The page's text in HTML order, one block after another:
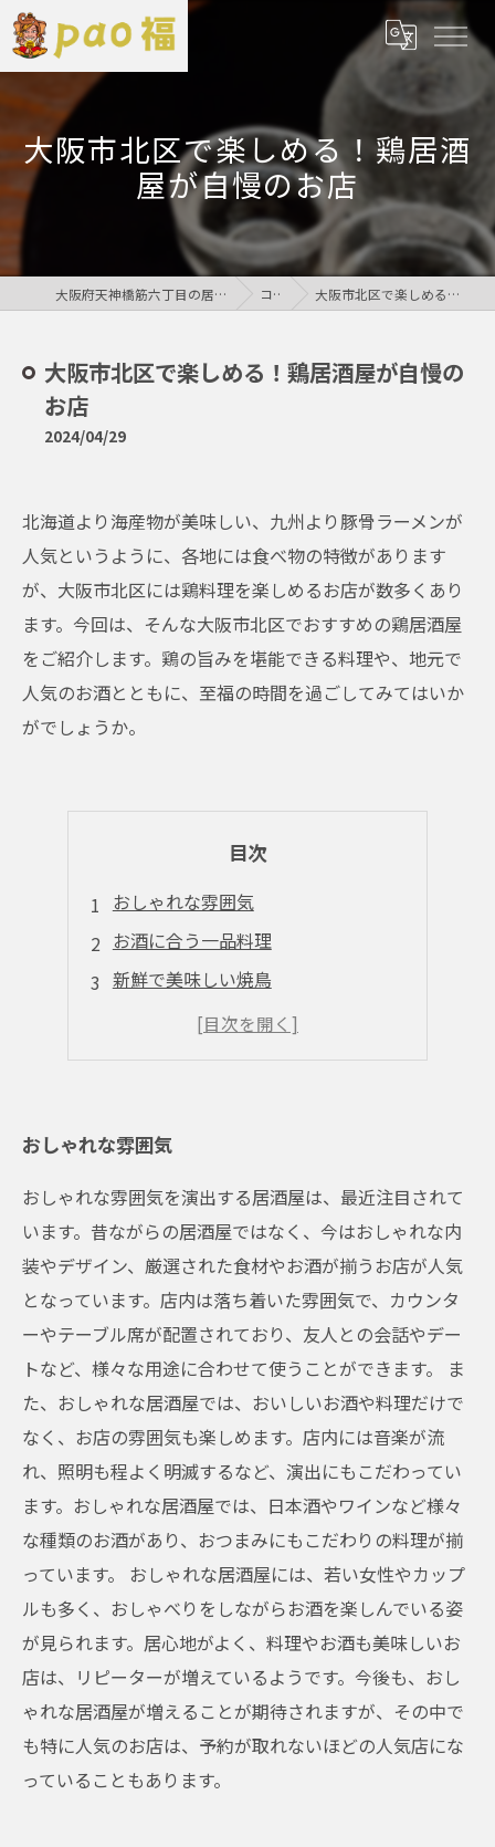
大阪市北区で楽しめる！鶏居酒
屋が自慢のお店
大阪府天神橋筋六丁目の居酒屋なら鶏居酒屋pao福 コラム 大阪市北区で楽しめる！鶏居酒屋が自慢のお店
大阪市北区で楽しめる！鶏居酒屋が自慢の
お店
2024/04/29
北海道より海産物が美味しい、九州より豚骨ラーメンが
人気というように、各地には食べ物の特徴があります
が、大阪市北区には鶏料理を楽しめるお店が数多くあり
ます。今回は、そんな大阪市北区でおすすめの鶏居酒屋
をご紹介します。鶏の旨みを堪能できる料理や、地元で
人気のお酒とともに、至福の時間を過ごしてみてはいか
がでしょうか。
目次
おしゃれな雰囲気
お酒に合う一品料理
新鮮で美味しい焼鳥
リーズナブルな価格帯
忘年会や宴会にも最適
おしゃれな雰囲気
おしゃれな雰囲気を演出する居酒屋は、最近注目されて
います。昔ながらの居酒屋ではなく、今はおしゃれな内
装やデザイン、厳選された食材やお酒が揃うお店が人気
となっています。店内は落ち着いた雰囲気で、カウンタ
ーやテーブル席が配置されており、友人との会話やデー
トなど、様々な用途に合わせて使うことができます。 ま
た、おしゃれな居酒屋では、おいしいお酒や料理だけで
なく、お店の雰囲気も楽しめます。店内には音楽が流
れ、照明も程よく明滅するなど、演出にもこだわってい
ます。おしゃれな居酒屋では、日本酒やワインなど様々
な種類のお酒があり、おつまみにもこだわりの料理が揃
っています。 おしゃれな居酒屋には、若い女性やカップ
ルも多く、おしゃべりをしながらお酒を楽しんでいる姿
が見られます。居心地がよく、料理やお酒も美味しいお
店は、リピーターが増えているようです。今後も、おし
ゃれな居酒屋が増えることが期待されますが、その中で
も特に人気のお店は、予約が取れないほどの人気店にな
っていることもあります。